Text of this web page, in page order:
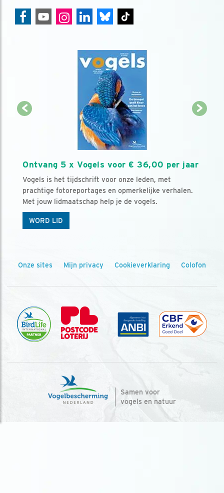
Ontvang 5 x Vogels voor € 36,00 per jaar
Vogels is het tijdschrift voor onze leden, met
prachtige fotoreportages en opmerkelijke verhalen.
Met jouw lidmaatschap help je de vogels.
WORD LID
Onze sites Mijn privacy Cookieverklaring Colofon
Samen voor
vogels en natuur